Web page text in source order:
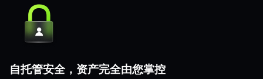
自托管安全，资产完全由您掌控